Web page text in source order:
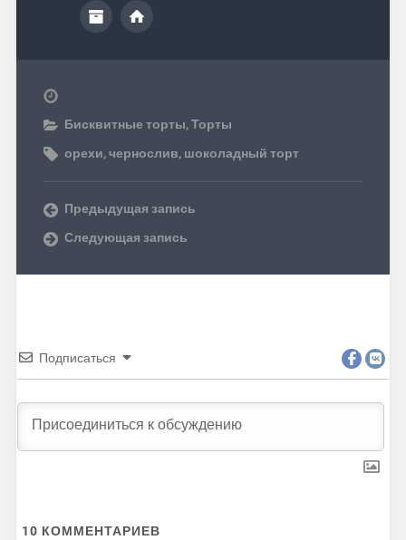
Бисквитные торты,Торты
орехи,чернослив, шоколадный торт
Предыдущая запись
Следующая запись
Подписаться
10 КОММЕНТАРИЕВ